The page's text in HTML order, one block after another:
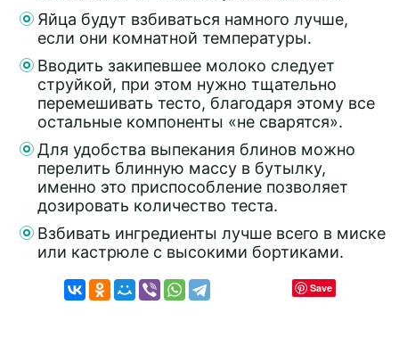
Яйца будут взбиваться намного лучше,
если они комнатной температуры.
Вводить закипевшее молоко следует
струйкой, при этом нужно тщательно
перемешивать тесто, благодаря этому все
остальные компоненты «не сварятся».
Для удобства выпекания блинов можно
перелить блинную массу в бутылку,
именно это приспособление позволяет
дозировать количество теста.
Взбивать ингредиенты лучше всего в миске
или кастрюле с высокими бортиками.
Save